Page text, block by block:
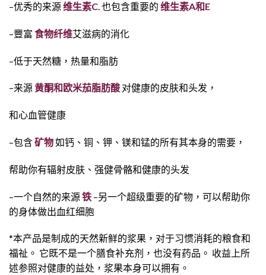
–优秀的来源维生素C. 也包含重要的 维生素A和E
–豐富 食物纤维艾滋病的消化
–低于天然糖，热量和脂肪
–来源黄酮和欧米茄脂肪酸对健康的皮肤和头发，
和心血管健康
–包含矿物如钙、铜、钾、镁和锰的所有其本身的需要，
帮助你有辐射皮肤、强健骨骼和健康的头发
–一个自然的来源铁 –另一个超级重要的矿物，可以帮助你
的身体做出血红细胞
*本产品是制成的天然新鲜的浆果，对于习惯消耗的粮食和
福祉。 它既不是一个膳食补充剂，也没有药品。 收益上所
述参照对健康的益处，浆果本身可以拥有。